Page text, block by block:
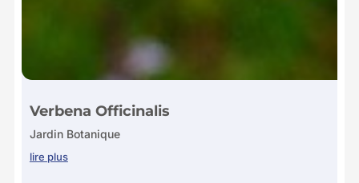
Verbena Officinalis
Jardin Botanique
lire plus